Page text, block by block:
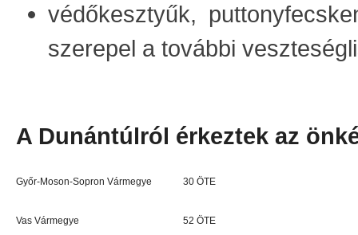
védőkesztyűk,
szerepel a további
A Dunántúlról érkeztek az
Győr-Moson-Sopron Vármegye 30 ÖTE
Vas Vármegye 52 ÖTE